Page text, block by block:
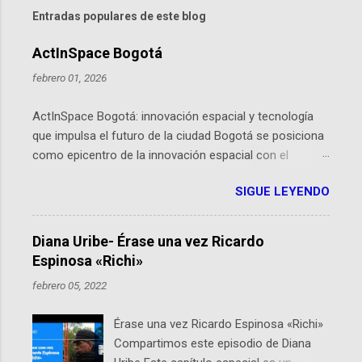
Entradas populares de este blog
ActInSpace Bogotá
febrero 01, 2026
ActInSpace Bogotá: innovación espacial y tecnología
que impulsa el futuro de la ciudad Bogotá se posiciona
como epicentro de la innovación espacial con el
hackathon global que convierte tecnologías de la
Agencia Espacial Europea en soluciones prácticas para
la vida cotidiana. Este evento, organizado por el
Planetario de Bogotá del Idartes y la Universidad de los
Andes, reúne a expertos como el presidente de Airbus
Colombia y líderes del sector aeroespacial para inspirar
por qué importa en Bogotá ActInSpace es una
competencia mundial que opera en más de 60
SIGUE LEYENDO
Diana Uribe- Érase una vez Ricardo
Espinosa «Richi»
febrero 05, 2022
Érase una vez Ricardo Espinosa «Richi»
Compartimos este episodio de Diana